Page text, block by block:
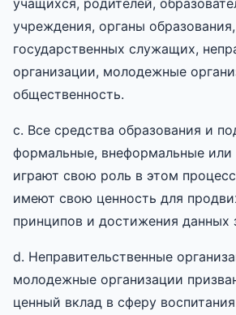
учреждения, органы образования,
государственных служащих,
организации, молодежные
общественность.
c. Все средства образования и
формальные, внеформальные
играют свою роль в этом
имеют свою ценность для
принципов и достижения данных
d. Неправительственные
молодежные организации
ценный вклад в сферу воспитания